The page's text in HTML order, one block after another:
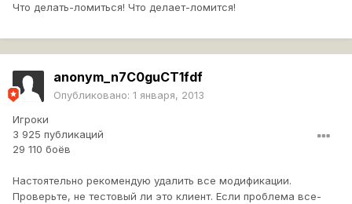
Что делать-ломиться! Что делает-ломится!
anonym_n7C0guCT1fdf
Опубликовано: 1 января, 2013
Игроки
3 925 публикаций
29 110 боёв
Настоятельно рекомендую удалить все модификации.
Проверьте, не тестовый ли это клиент. Если проблема все-